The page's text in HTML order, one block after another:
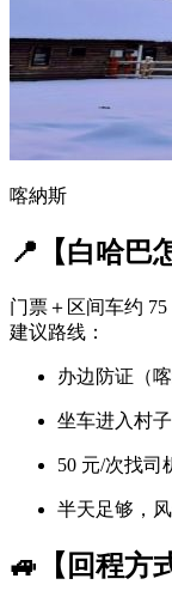
喀納斯
📍【白哈巴
门票＋区间车约 75
建议路线：
办边防证（
坐车进入村子
50 元/次找司
半天足够，
🚙【回程方